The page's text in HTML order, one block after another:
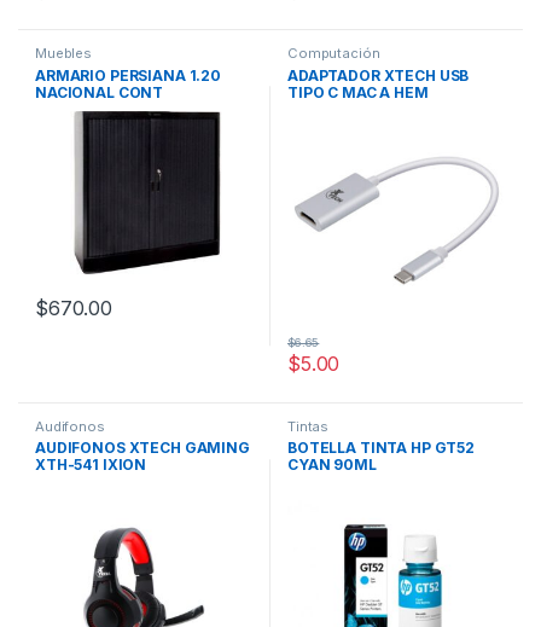
Muebles
ARMARIO PERSIANA 1.20
NACIONAL CONT
$670.00
Computación
ADAPTADOR XTECH USB
TIPO C MAC A HEM
$5.00
$6.65
Audifonos
AUDIFONOS XTECH GAMING
XTH-541 IXION
Tintas
BOTELLA TINTA HP GT52
CYAN 90ML